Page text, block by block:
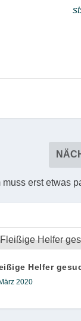
muss erst etwas
Helfer
2020